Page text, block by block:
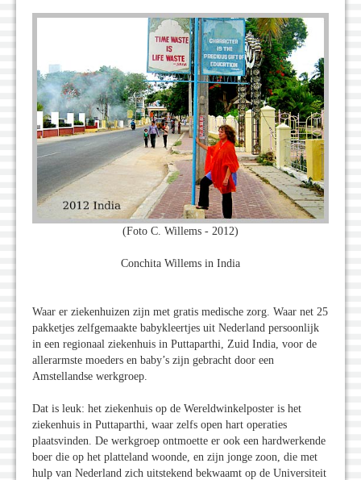
(Foto C. Willems - 2012)
Conchita Willems in India
Waar er ziekenhuizen zijn met gratis medische zorg. Waar net 25
pakketjes zelfgemaakte babykleertjes uit Nederland persoonlijk
in een regionaal ziekenhuis in Puttaparthi, Zuid India, voor de
allerarmste moeders en baby’s zijn gebracht door een
Amstellandse werkgroep.
Dat is leuk: het ziekenhuis op de Wereldwinkelposter is het
ziekenhuis in Puttaparthi, waar zelfs open hart operaties
plaatsvinden. De werkgroep ontmoette er ook een hardwerkende
boer die op het platteland woonde, en zijn jonge zoon, die met
hulp van Nederland zich uitstekend bekwaamt op de Universiteit